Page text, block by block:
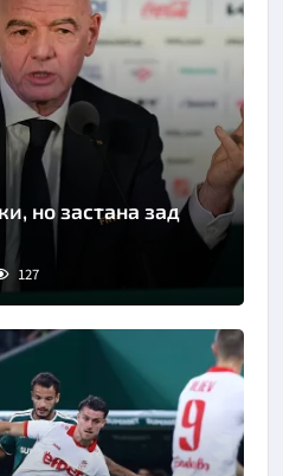
но застана зад
127